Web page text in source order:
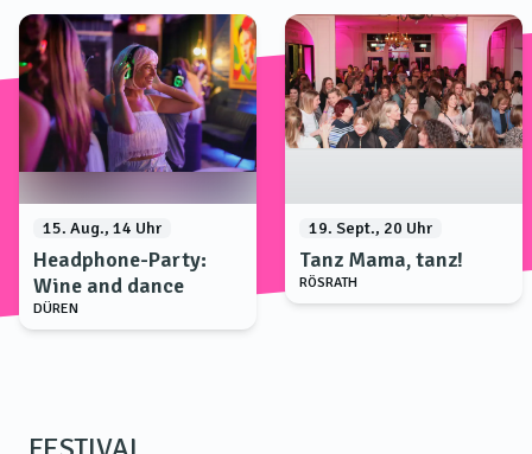
15. Aug., 14 Uhr
Headphone-Party:
Wine and dance
DÜREN
19. Sept., 20 Uhr
Tanz Mama, tanz!
RÖSRATH